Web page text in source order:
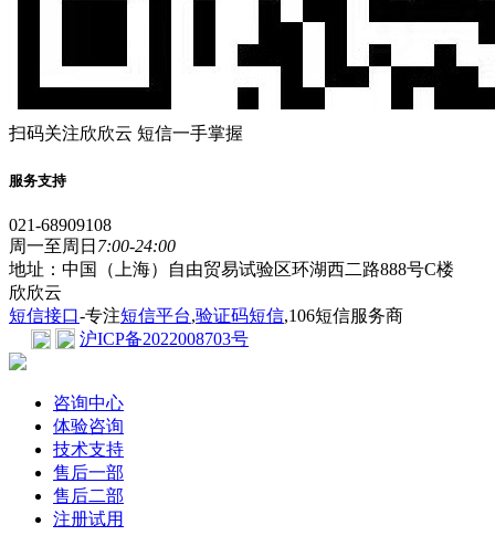
扫码关注欣欣云 短信一手掌握
服务支持
021-68909108
周一至周日 7:00-24:00
地址：中国（上海）自由贸易试验区环湖西二路888号C楼
欣欣云
短信接口-专注短信平台,验证码短信,106短信服务商
沪ICP备2022008703号
咨询中心
体验咨询
技术支持
售后一部
售后二部
注册试用